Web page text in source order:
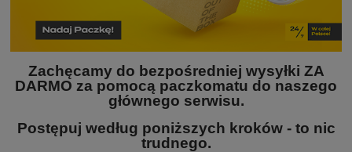
Zachęcamy do bezpośredniej wysyłki ZA
DARMO za pomocą paczkomatu do naszego
głównego serwisu.
Postępuj według poniższych kroków - to nic
trudnego.